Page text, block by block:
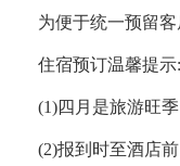
为便于统一预留
住宿预订温馨提示:
(1)四月是旅游旺
(2)报到时至酒店